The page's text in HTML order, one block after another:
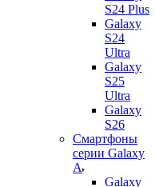
S24 Plus
Galaxy
S24
Ultra
Galaxy
S25
Ultra
Galaxy
S26
Смартфоны
серии Galaxy
A
Galaxy